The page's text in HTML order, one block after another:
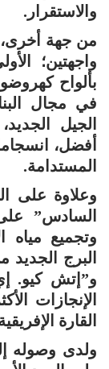
والاستقرار.
من جهة أخرى،
واجهتين؛
بألواح
في مجال
الجيل
أفضل،
المستدامة.
وعلاوة على
السادس”
وتجميع مياه
البرج
و”إتش كيو.
الإنجازات
القارة
ولدى وصوله